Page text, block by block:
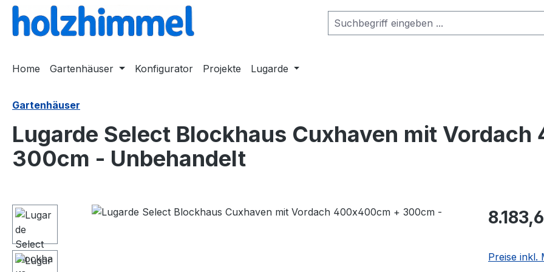
Zur Hauptnavigation springen
Home Gartenhäuser Konfigurator Projekte Lugarde
Gartenhäuser
Lugarde Select Blockhaus Cuxhaven mit
300cm - Unbehandelt
Bildergalerie überspringen
Preise inkl.